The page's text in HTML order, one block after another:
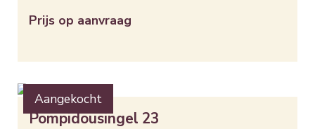
Prijs op aanvraag
Aangekocht
Pompidousingel 23